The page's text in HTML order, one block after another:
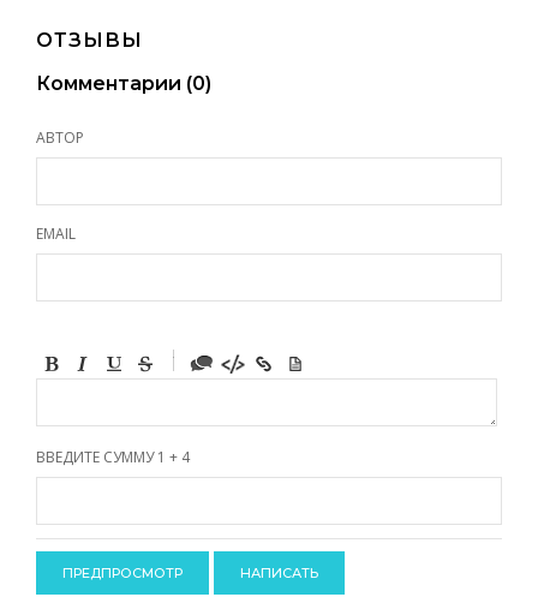
ОТЗЫВЫ
Комментарии (0)
АВТОР
EMAIL
-
-
-
-
-
-
ВВЕДИТЕ СУММУ 1 + 4